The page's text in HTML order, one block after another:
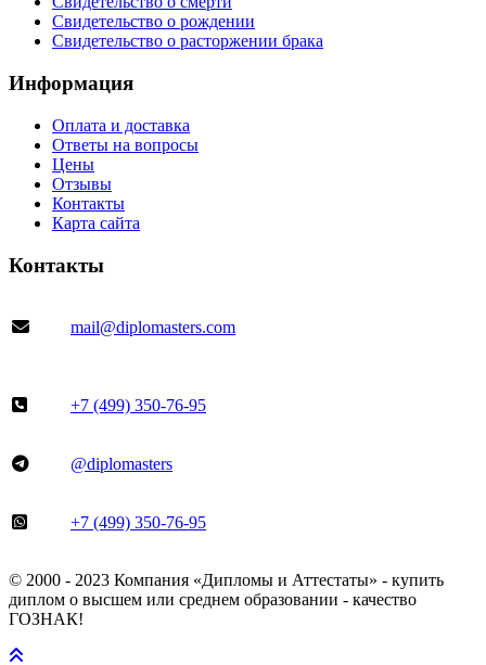
Свидетельство о рождении
Свидетельство о расторжении брака
Информация
Оплата и доставка
Ответы на вопросы
Цены
Отзывы
Контакты
Карта сайта
Контакты
mail@diplomasters.com
+7 (499) 350-76-95
@diplomasters
+7 (499) 350-76-95
© 2000 - 2023 Компания «Дипломы и Аттестаты» - купить
диплом о высшем или среднем образовании - качество
ГОЗНАК!